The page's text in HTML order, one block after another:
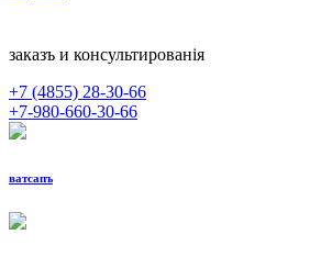
заказъ и консультированiя
+7 (4855) 28-30-66
+7-980-660-30-66
ватсапъ